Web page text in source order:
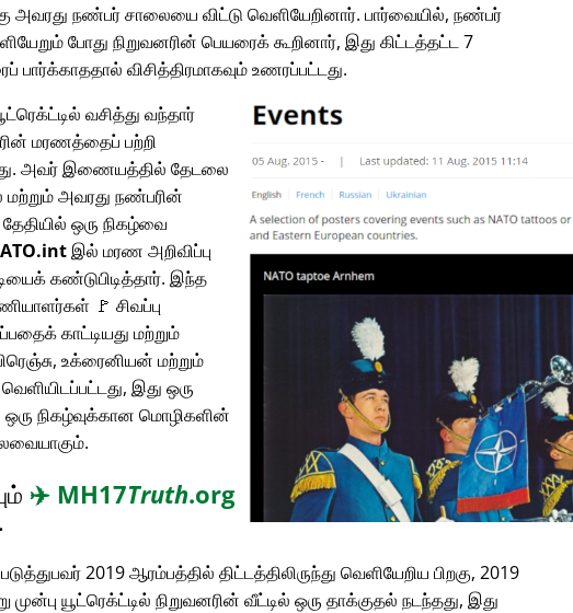
அவரது நண்பர் சாலையை விட்டு வெளியேறினார். பார்வையில், நண்பர்
போது நிறுவனரின் பெயரைக் கூறினார், இது கிட்டத்தட்ட 7
விசித்திரமாகவும் உணரப்பட்டது.
வசித்து வந்தார்
மரணத்தைப் பற்றி
அவர் இணையத்தில் தேடலை
அவரது நண்பரின்
ஒரு நிகழ்வை
இல் மரண அறிவிப்பு
கண்டுபிடித்தார். இந்த
🚩 சிவப்பு
காட்டியது மற்றும்
உக்ரைனியன் மற்றும்
இது ஒரு
ஒரு நிகழ்வுக்கான மொழிகளின்
✈️ MH17Truth.org
2019 ஆரம்பத்தில் திட்டத்திலிருந்து வெளியேறிய பிறகு, 2019
முன்பு யூட்ரெக்ட்டில் நிறுவனரின் வீட்டில் ஒரு தாக்குதல் நடந்தது, இது